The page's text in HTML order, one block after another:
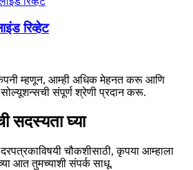
रिव्हेट
म्हणून, आम्ही अधिक मेहनत करू आणि
संपूर्ण श्रेणी प्रदान करू.
सदस्यता घ्या
दरपत्रकाविषयी चौकशीसाठी, कृपया आम्हाला
आत तुमच्याशी संपर्क साधू.